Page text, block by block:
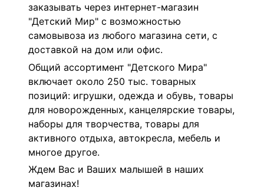
заказывать через интернет-магазин
"Детский Мир" с возможностью
самовывоза из любого магазина сети, с
доставкой на дом или офис.
Общий ассортимент "Детского Мира"
включает около 250 тыс. товарных
позиций: игрушки, одежда и обувь, товары
для новорожденных, канцелярские товары,
наборы для творчества, товары для
активного отдыха, автокресла, мебель и
многое другое.
Ждем Вас и Ваших малышей в наших
магазинах!